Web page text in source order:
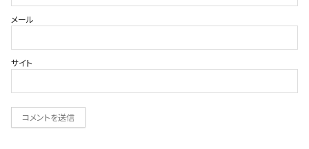
メール
サイト